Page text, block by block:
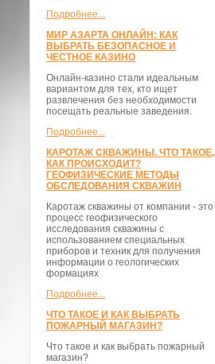
Подробнее...
МИР АЗАРТА ОНЛАЙН: КАК
ВЫБРАТЬ БЕЗОПАСНОЕ И
ЧЕСТНОЕ КАЗИНО
Онлайн-казино стали идеальным
вариантом для тех, кто ищет
развлечения без необходимости
посещать реальные заведения.
Подробнее...
КАРОТАЖ СКВАЖИНЫ. ЧТО ТАКОЕ,
КАК ПРОИСХОДИТ?
ГЕОФИЗИЧЕСКИЕ МЕТОДЫ
ОБСЛЕДОВАНИЯ СКВАЖИН
Каротаж скважины от компании - это
процесс геофизического
исследования скважины с
использованием специальных
приборов и техник для получения
информации о геологических
формациях
Подробнее...
ЧТО ТАКОЕ И КАК ВЫБРАТЬ
ПОЖАРНЫЙ МАГАЗИН?
Что такое и как выбрать пожарный
магазин?